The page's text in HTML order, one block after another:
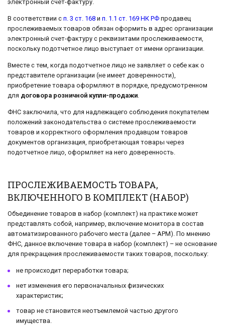
электронный счет-фактуру.
В соответствии с п. 3 ст. 168 и п. 1.1 ст. 169 НК РФ продавец
прослеживаемых товаров обязан оформить в адрес организации
электронный счет-фактуру с реквизитами прослеживаемости,
поскольку подотчетное лицо выступает от имени организации.
Вместе с тем, когда подотчетное лицо не заявляет о себе как о
представителе организации (не имеет доверенности),
приобретение товара оформляют в порядке, предусмотренном
для договора розничной купли-продажи
ФНС заключила, что для надлежащего соблюдения покупателем
положений законодательства о системе прослеживаемости
товаров и корректного оформления продавцом товаров
документов организация, приобретающая товары через
подотчетное лицо, оформляет на него доверенность.
ПРОСЛЕЖИВАЕМОСТЬ ТОВАРА,
ВКЛЮЧЕННОГО В КОМПЛЕКТ (НАБОР)
Объединение товаров в набор (комплект) на практике может
представлять собой, например, включение монитора в состав
автоматизированного рабочего места (далее – АРМ). По мнению
ФНС, данное включение товара в набор (комплект) – не основание
для прекращения прослеживаемости таких товаров, поскольку:
не происходит переработки товара;
нет изменения его первоначальных физических
характеристик;
товар не становится неотъемлемой частью другого
имущества.